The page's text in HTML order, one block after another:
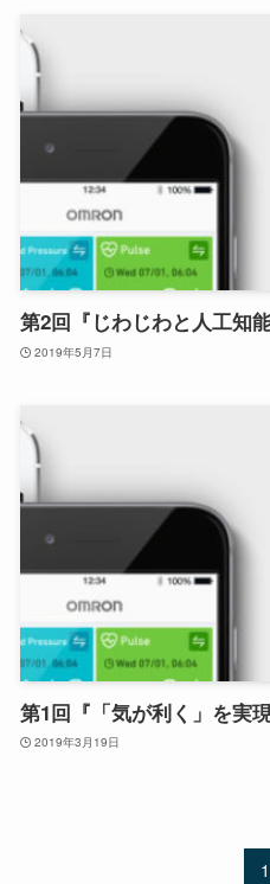
第2回『じわじわと人工知
2019年5月7日
第1回『「気が利く」を実
2019年3月19日
1